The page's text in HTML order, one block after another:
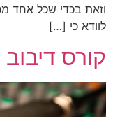
וזאת בכדי שכל אחד
לוודא כי […]
קורס